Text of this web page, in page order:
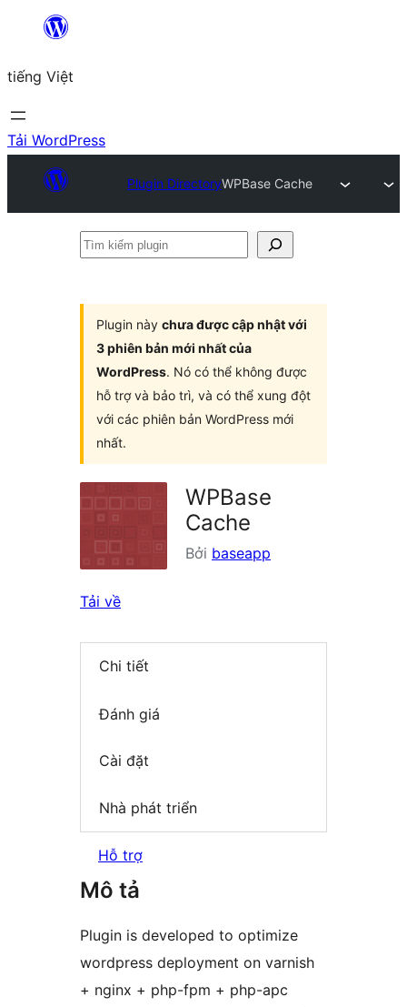
Chuyển
phần
nội
dung
tiếng Việt
Tải WordPress
Plugin DirectoryWPBase Cache
Tìm
Plugin này chưa được cập nhật với
3 phiên bản mới nhất của
WordPress. Nó có thể không được
hỗ trợ và bảo trì, và có thể xung đột
với các phiên bản WordPress mới
nhất.
WPBase
Cache
Bởi baseapp
Tải về
Chi tiết
Đánh giá
Cài đặt
Nhà phát triển
Hỗ trợ
Mô tả
Plugin is developed to optimize
wordpress deployment on varnish
+ nginx + php-fpm + php-apc